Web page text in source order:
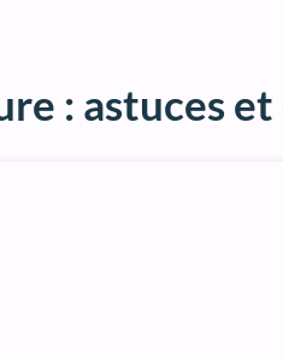
: astuces